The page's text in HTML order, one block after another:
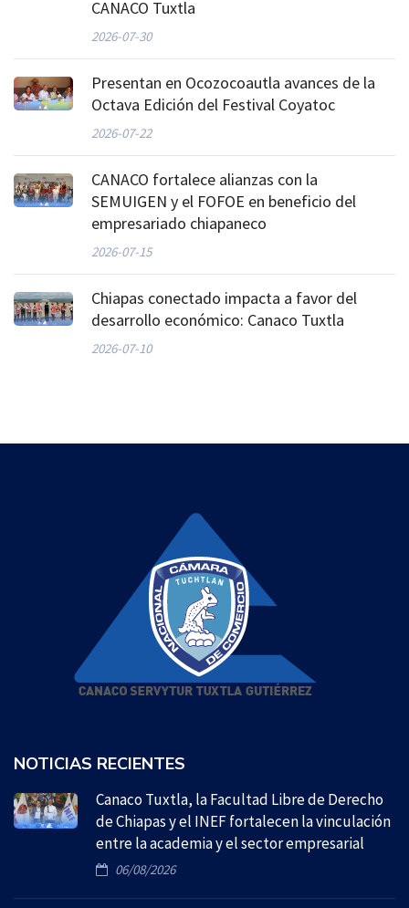
CANACO Tuxtla
2026-07-30
Presentan en Ocozocoautla avances de la
Octava Edición del Festival Coyatoc
2026-07-22
CANACO fortalece alianzas con la
SEMUIGEN y el FOFOE en beneficio del
empresariado chiapaneco
2026-07-15
Chiapas conectado impacta a favor del
desarrollo económico: Canaco Tuxtla
2026-07-10
NOTICIAS RECIENTES
Canaco Tuxtla, la Facultad Libre de Derecho
de Chiapas y el INEF fortalecen la vinculación
entre la academia y el sector empresarial
06/08/2026